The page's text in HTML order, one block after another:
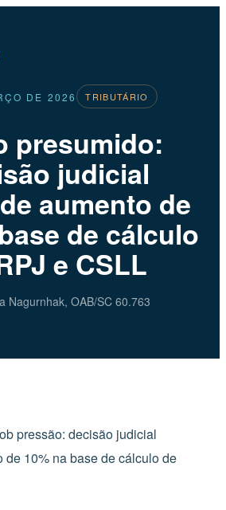
DE 2026 TRIBUTÁRIO
presumido:
judicial
aumento de
de cálculo
e CSLL
Nagurnhak, OAB/SC 60.763
pressão: decisão judicial
de 10% na base de cálculo de